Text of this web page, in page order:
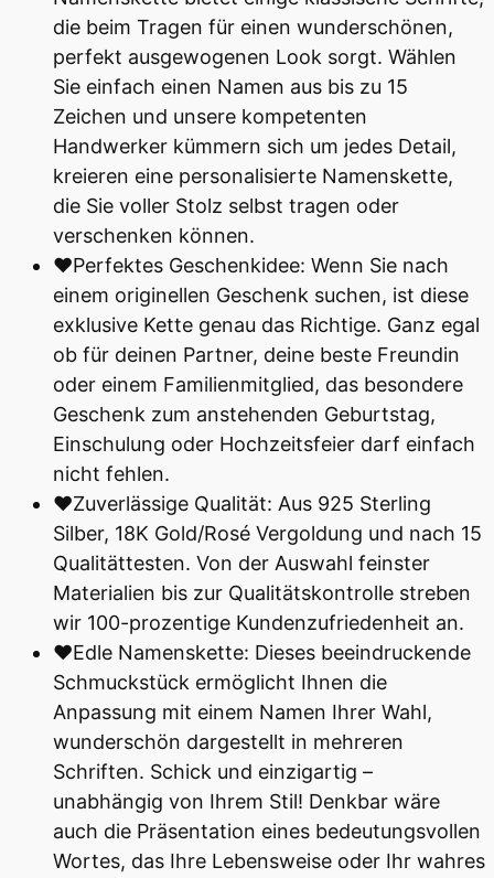
die beim Tragen für einen wunderschönen,
perfekt ausgewogenen Look sorgt. Wählen
Sie einfach einen Namen aus bis zu 15
Zeichen und unsere kompetenten
Handwerker kümmern sich um jedes Detail,
kreieren eine personalisierte Namenskette,
die Sie voller Stolz selbst tragen oder
verschenken können.
♥Perfektes Geschenkidee: Wenn Sie nach
einem originellen Geschenk suchen, ist diese
exklusive Kette genau das Richtige. Ganz egal
ob für deinen Partner, deine beste Freundin
oder einem Familienmitglied, das besondere
Geschenk zum anstehenden Geburtstag,
Einschulung oder Hochzeitsfeier darf einfach
nicht fehlen.
♥Zuverlässige Qualität: Aus 925 Sterling
Silber, 18K Gold/Rosé Vergoldung und nach 15
Qualitättesten. Von der Auswahl feinster
Materialien bis zur Qualitätskontrolle streben
wir 100-prozentige Kundenzufriedenheit an.
♥Edle Namenskette: Dieses beeindruckende
Schmuckstück ermöglicht Ihnen die
Anpassung mit einem Namen Ihrer Wahl,
wunderschön dargestellt in mehreren
Schriften. Schick und einzigartig –
unabhängig von Ihrem Stil! Denkbar wäre
auch die Präsentation eines bedeutungsvollen
Wortes, das Ihre Lebensweise oder Ihr wahres